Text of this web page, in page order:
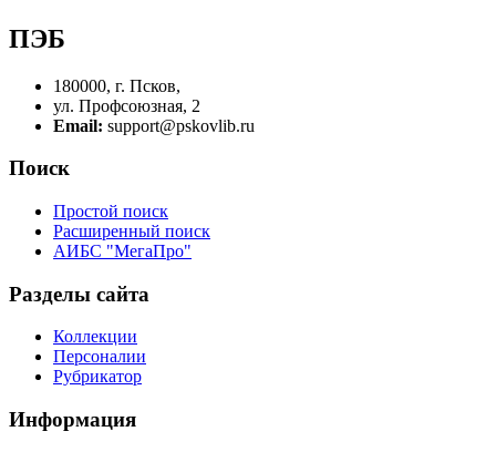
ПЭБ
180000, г. Псков,
ул. Профсоюзная, 2
Email: support@pskovlib.ru
Поиск
Простой поиск
Расширенный поиск
АИБС "МегаПро"
Разделы сайта
Коллекции
Персоналии
Рубрикатор
Информация